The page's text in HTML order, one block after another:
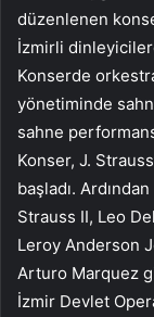
düzenlenen
İzmirli
Konserde
yönetiminde
sahne
Konser, J.
başladı.
Strauss II, Leo
Leroy Anderson
Arturo Marquez
İzmir Devlet